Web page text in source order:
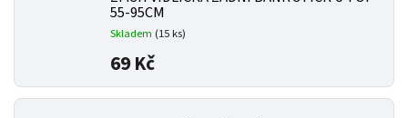
55-95CM
Skladem (15 ks)
69 Kč